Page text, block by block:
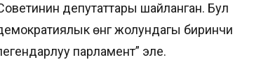
депутаттары шайланган. Бул
өнүгүү жолундагы биринчи
парламент” эле.